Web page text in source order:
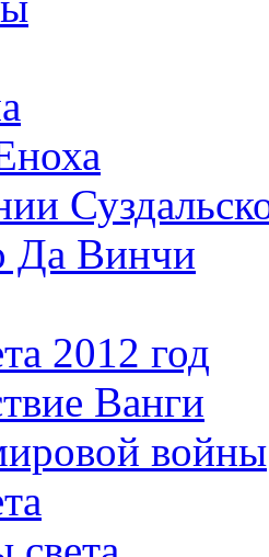
Да Винчи
2012 год
Ванги
войны